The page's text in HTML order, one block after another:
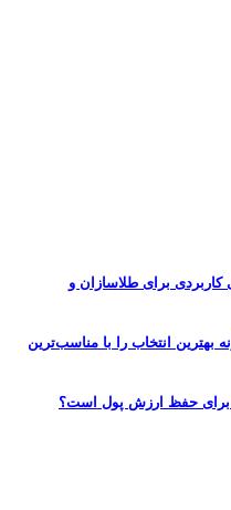
کاربردی برای طلاسازان و
انتخاب را با مناسب‌ترین
برای حفظ ارزش پول است؟